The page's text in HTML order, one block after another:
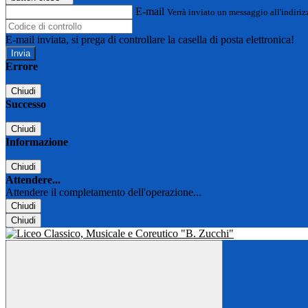
E-mail Verrà inviato un messaggio
E-mail inviata, si prega di controllare la casella di posta elettronica!
Errore
Chiudi
Successo
Chiudi
Informazione
Chiudi
Attendere...
Attendere il completamento dell'operazione...
Chiudi
Chiudi